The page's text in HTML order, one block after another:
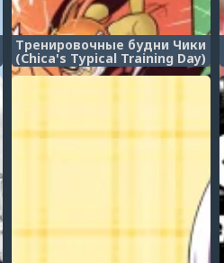
Тренировочные будни Чики
(Chica's Typical Training Day)